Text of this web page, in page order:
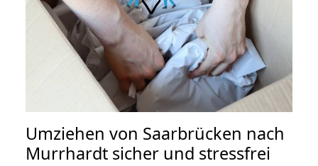
Umziehen von Saarbrücken nach
Murrhardt sicher und stressfrei